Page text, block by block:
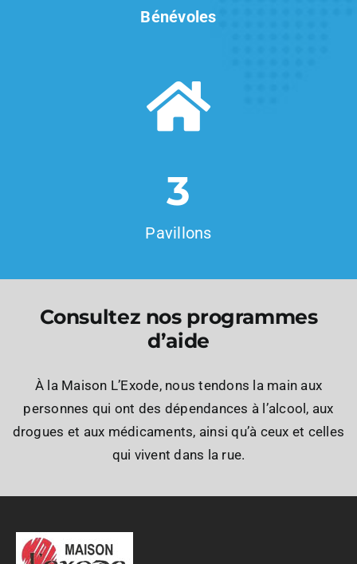
Bénévoles
3
Pavillons
Consultez nos programmes
d’aide
À la Maison L’Exode, nous tendons la main aux
personnes qui ont des dépendances à l’alcool, aux
drogues et aux médicaments, ainsi qu’à ceux et celles
qui vivent dans la rue.